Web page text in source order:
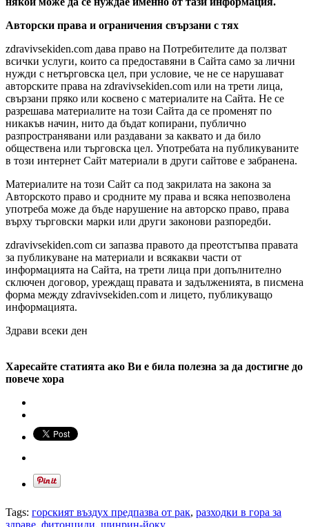
Авторски права и ограничения свързани с тях
zdravivsekiden.com дава право на Потребителите да ползват
всички услуги, които са предоставяни в Сайта само за лични
нужди с нетърговска цел, при условие, че не се нарушават
авторските права на zdravivsekiden.com или на трети лица,
свързани пряко или косвено с материалите на Сайта. Не се
разрешава материалите на този Сайта да се променят по
никакъв начин, нито да бъдат копирани, публично
разпространявани или раздавани за каквато и да било
обществена или търговска цел. Употребата на публикуваните
в този интернет Сайт материали в други сайтове е забранена.
Материалите на този Сайт са под закрилата на закона за
Авторското право и сродните му права и всяка непозволена
употреба може да бъде нарушение на авторско право, права
върху търговски марки или други законови разпоредби.
zdravivsekiden.com си запазва правото да преотстъпва правата
за публикуване на материали и всякакви части от
информацията на Сайта, на трети лица при допълнително
сключен договор, уреждащ правата и задълженията, в писмена
форма между zdravivsekiden.com и лицето, публикуващо
информацията.
Здрави всеки ден
Харесайте статията ако Ви е била полезна за да достигне до
повече хора
Tags: горският въздух предпазва от рак, разходки в гора за